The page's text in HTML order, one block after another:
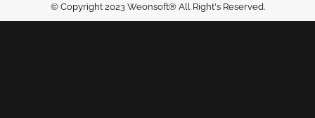
© Copyright 2023 Weonsoft®All Right's Reserved.